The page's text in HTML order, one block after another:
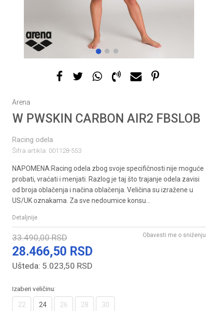
1 2 3
Arena
W PWSKIN CARBON AIR2 FBSLOB
Racing odela
Šifra artikla: 001128-553
NAPOMENA:Racing odela zbog svoje specifičnosti nije moguće
probati, vraćati i menjati. Razlog je taj što trajanje odela zavisi
od broja oblačenja i načina oblačenja. Veličina su izražene u
US/UK oznakama. Za sve nedoumice konsu
Detaljnije
33.490,00 RSD
28.466,50 RSD
Ušteda: 5.023,50 RSD
Obavesti me o sniženju
Izaberi veličinu:
22 24 26 28 30